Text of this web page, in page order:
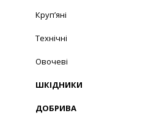
Круп’яні
Технічні
Овочеві
ШКІДНИКИ
ДОБРИВА